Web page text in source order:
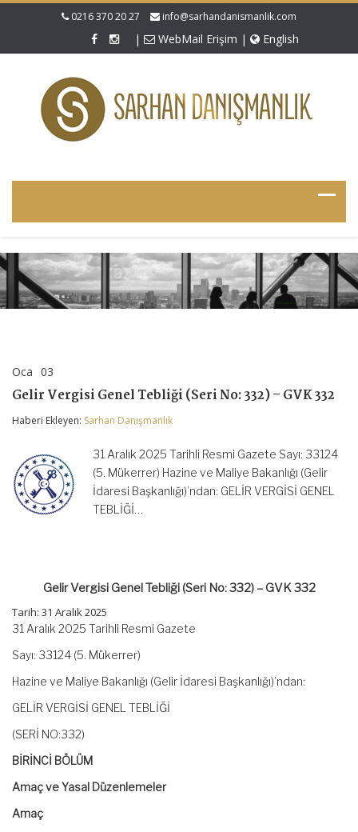
0216 370 20 27 info@sarhandanismanlik.com
| WebMail Erişim | English
Oca 03
Vergisi
Genel
(Seri
GVK
332
Gelir Vergisi Genel Tebliği (Seri No: 332) – GVK 332
Haberi Ekleyen: Sarhan Danışmanlık
31 Aralık 2025 Tarihli Resmi Gazete Sayı: 33124
(5. Mükerrer) Hazine ve Maliye Bakanlığı (Gelir
İdaresi Başkanlığı)’ndan: GELİR VERGİSİ GENEL
TEBLİĞİ…
Gelir Vergisi Genel Tebliği (Seri No: 332) – GVK 332
Tarih: 31 Aralık 2025
31 Aralık 2025 Tarihli Resmi Gazete
Sayı: 33124 (5. Mükerrer)
Hazine ve Maliye Bakanlığı (Gelir İdaresi Başkanlığı)’ndan:
GELİR VERGİSİ GENEL TEBLİĞİ
(SERİ NO:332)
BİRİNCİ BÖLÜM
Amaç ve Yasal Düzenlemeler
Amaç